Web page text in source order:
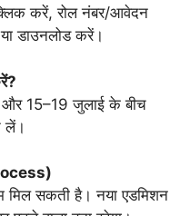
करें, रोल नंबर/आवेदन
डाउनलोड करें।
15–19 जुलाई के बीच
लें।
मिल सकती है। नया एडमिशन